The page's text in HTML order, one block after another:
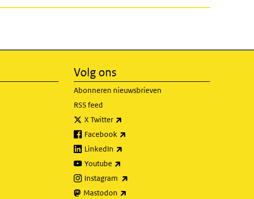
Volg ons
Abonneren nieuwsbrieven
RSS feed
X Twitter
Facebook
LinkedIn
Youtube
Instagram
Mastodon